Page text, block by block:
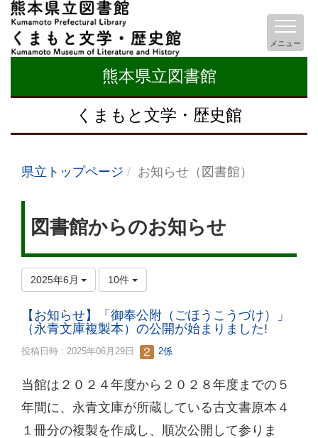
熊本県立図書館
くまもと文学・歴史館
メニュー
県立トップページ お知らせ（図書館）
図書館からのお知らせ
2025年6月 10件
【お知らせ】「御奉公附（ごほうこうづけ）」
（永青文庫複製本）の公開が始まりました!
投稿日時 : 2025年06月29日 2係
当館は２０２４年度から２０２８年度までの５
年間に、永青文庫が所蔵している古文書原本４
１冊分の複製を作成し、順次公開して参りま